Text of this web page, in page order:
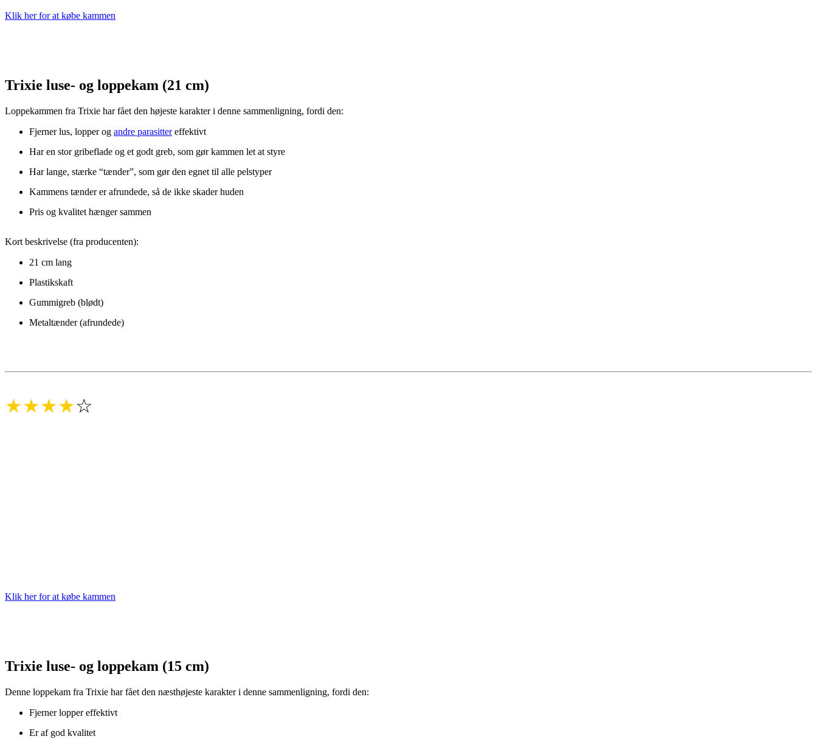
Klik her for at købe kammen
Trixie luse- og loppekam (21 cm)
Loppekammen fra Trixie har fået den højeste karakter i denne sammenligning, fordi den:
Fjerner lus, lopper og andre parasittereffektivt
Har en stor gribeflade og et godt greb, som gør kammen let at styre
Har lange, stærke “tænder”, som gør den egnet til alle pelstyper
Kammens tænder er afrundede, så de ikke skader huden
Pris og kvalitet hænger sammen
Kort beskrivelse (fra producenten):
21 cm lang
Plastikskaft
Gummigreb (blødt)
Metaltænder (afrundede)
★★★★☆
Klik her for at købe kammen
Trixie luse- og loppekam (15 cm)
Denne loppekam fra Trixie har fået den næsthøjeste karakter i denne sammenligning, fordi den:
Fjerner lopper effektivt
Er af god kvalitet